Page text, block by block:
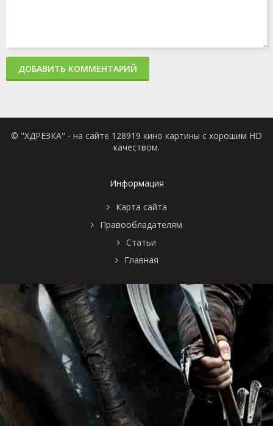
ДОБАВИТЬ КОММЕНТАРИЙ
© "ХДРЕЗКА" - на сайте 128919 кино картины с хорошим HD
качеством.
Информация
Карта сайта
Правообладателям
Статьи
Главная